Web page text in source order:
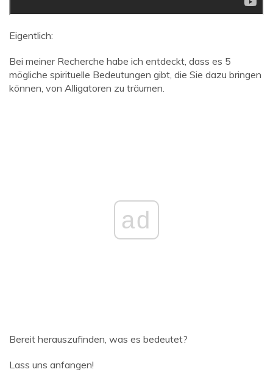
Eigentlich:
Bei meiner Recherche habe ich entdeckt, dass es 5
mögliche spirituelle Bedeutungen gibt, die Sie dazu bringen
können, von Alligatoren zu träumen.
ad
Bereit herauszufinden, was es bedeutet?
Lass uns anfangen!